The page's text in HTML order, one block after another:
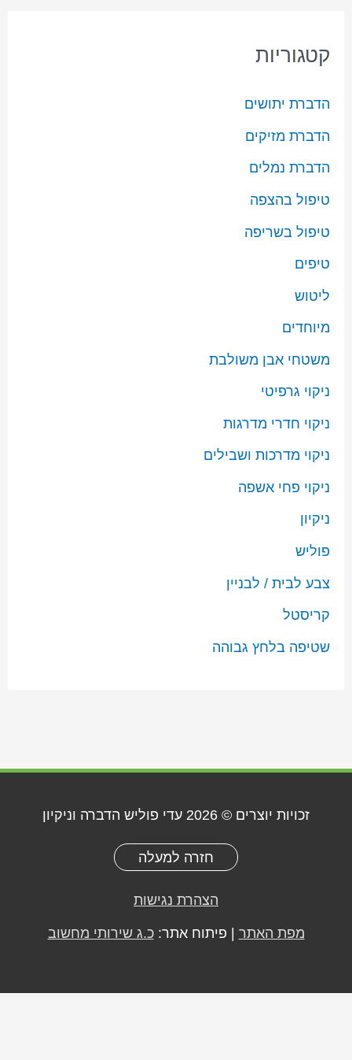
קטגוריות
הדברת יתושים
הדברת מזיקים
הדברת נמלים
טיפול בהצפה
טיפול בשריפה
טיפים
ליטוש
מיוחדים
משטחי אבן משולבת
ניקוי גרפיטי
ניקוי חדרי מדרגות
ניקוי מדרכות ושבילים
ניקוי פחי אשפה
ניקיון
פוליש
צבע לבית / לבניין
קריסטל
שטיפה בלחץ גבוהה
זכויות יוצרים © 2026 עדי פוליש הדברה וניקיון
חזרה למעלה
הצהרת נגישות
מפת האתר | פיתוח אתר:כ.ג שירותי מחשוב